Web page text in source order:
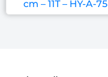
cm – 11T – HY-A-75